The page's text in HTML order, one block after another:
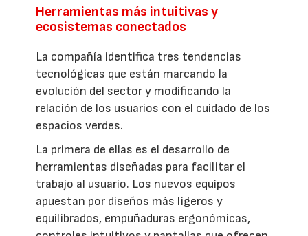
Herramientas más intuitivas y
ecosistemas conectados
La compañía identifica tres tendencias
tecnológicas que están marcando la
evolución del sector y modificando la
relación de los usuarios con el cuidado de los
espacios verdes.
La primera de ellas es el desarrollo de
herramientas diseñadas para facilitar el
trabajo al usuario. Los nuevos equipos
apuestan por diseños más ligeros y
equilibrados, empuñaduras ergonómicas,